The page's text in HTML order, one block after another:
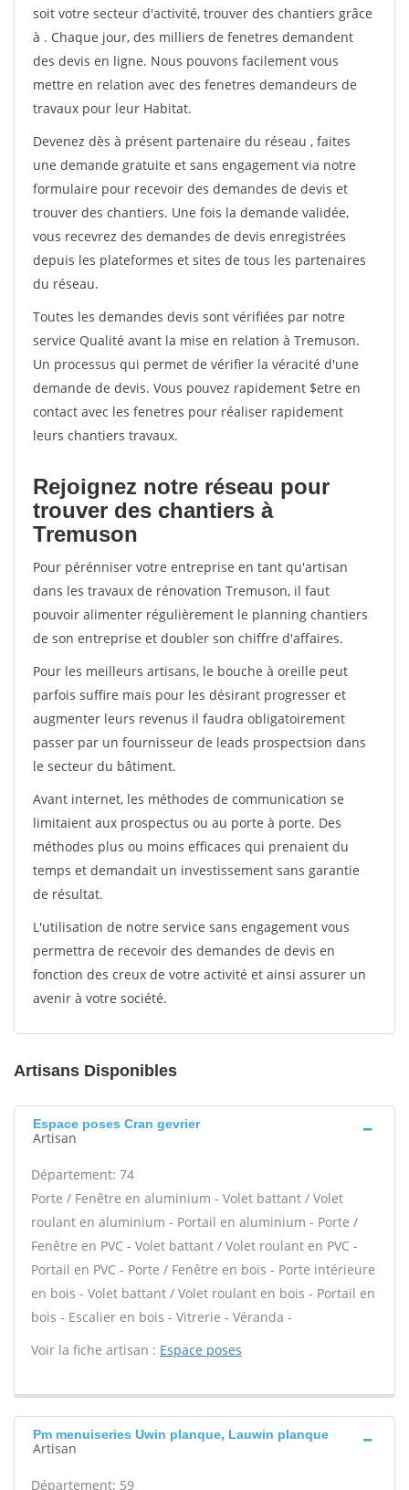
soit votre secteur d'activité, trouver des chantiers grâce
à . Chaque jour, des milliers de fenetres demandent
des devis en ligne. Nous pouvons facilement vous
mettre en relation avec des fenetres demandeurs de
travaux pour leur Habitat.
Devenez dès à présent partenaire du réseau , faites
une demande gratuite et sans engagement via notre
formulaire pour recevoir des demandes de devis et
trouver des chantiers. Une fois la demande validée,
vous recevrez des demandes de devis enregistrées
depuis les plateformes et sites de tous les partenaires
du réseau.
Toutes les demandes devis sont vérifiées par notre
service Qualité avant la mise en relation à Tremuson.
Un processus qui permet de vérifier la véracité d'une
demande de devis. Vous pouvez rapidement $etre en
contact avec les fenetres pour réaliser rapidement
leurs chantiers travaux.
Rejoignez notre réseau pour
trouver des chantiers à
Tremuson
Pour pérénniser votre entreprise en tant qu'artisan
dans les travaux de rénovation Tremuson, il faut
pouvoir alimenter régulièrement le planning chantiers
de son entreprise et doubler son chiffre d'affaires.
Pour les meilleurs artisans, le bouche à oreille peut
parfois suffire mais pour les désirant progresser et
augmenter leurs revenus il faudra obligatoirement
passer par un fournisseur de leads prospectsion dans
le secteur du bâtiment.
Avant internet, les méthodes de communication se
limitaient aux prospectus ou au porte à porte. Des
méthodes plus ou moins efficaces qui prenaient du
temps et demandait un investissement sans garantie
de résultat.
L'utilisation de notre service sans engagement vous
permettra de recevoir des demandes de devis en
fonction des creux de votre activité et ainsi assurer un
avenir à votre société.
Artisans Disponibles
Espace poses Cran gevrier
Artisan
Département: 74
Porte / Fenêtre en aluminium - Volet battant / Volet
roulant en aluminium - Portail en aluminium - Porte /
Fenêtre en PVC - Volet battant / Volet roulant en PVC -
Portail en PVC - Porte / Fenêtre en bois - Porte intérieure
en bois - Volet battant / Volet roulant en bois - Portail en
bois - Escalier en bois - Vitrerie - Véranda -
Voir la fiche artisan : Espace poses
Pm menuiseries Uwin planque, Lauwin planque
Artisan
Département: 59